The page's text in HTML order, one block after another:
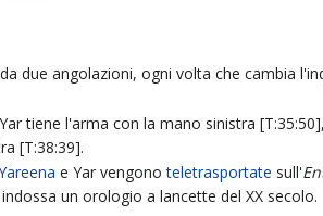
due angolazioni, ogni volta che cambia
tiene l'arma con la mano sinistra
[T:38:39].
e Yar vengonoteletrasportate sull'
un orologio a lancette del XX secolo.